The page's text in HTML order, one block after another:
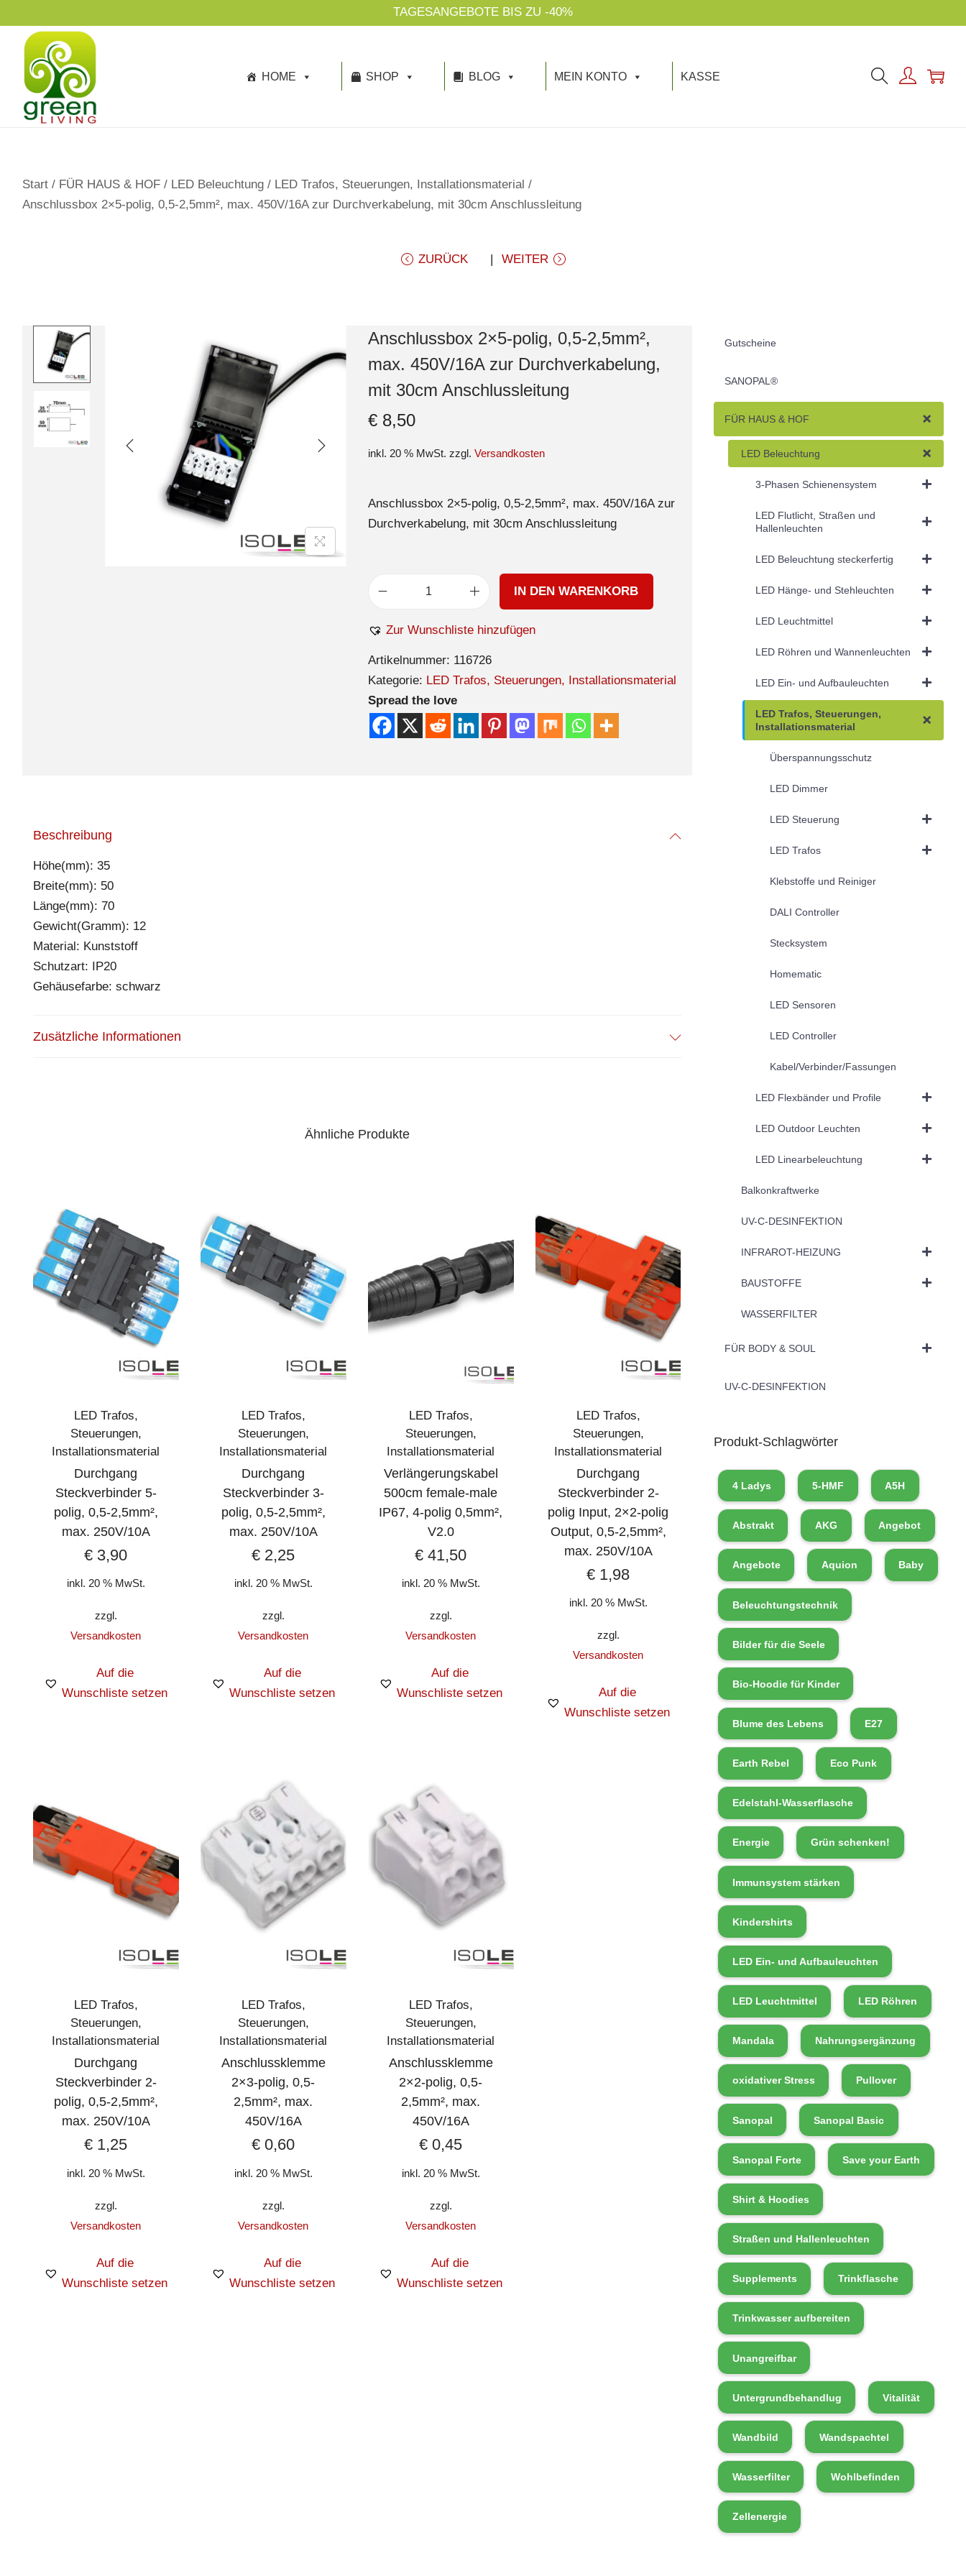
p
TAGESANGEBOTE BIS ZU -40%
HOME SHOP BLOG MEIN KONTO KASSE
Start / FÜR HAUS & HOF / LED Beleuchtung / LED Trafos, Steuerungen, Installationsmaterial /
Anschlussbox 2×5-polig, 0,5-2,5mm², max. 450V/16A zur Durchverkabelung, mit 30cm Anschlussleitung
ZURÜCK WEITER
Anschlussbox 2×5-polig, 0,5-2,5mm²,
max. 450V/16A zur Durchverkabelung,
mit 30cm Anschlussleitung
€8,50
inkl. 20 % MwSt. zzgl. Versandkosten
Anschlussbox 2×5-polig, 0,5-2,5mm², max. 450V/16A zur
Durchverkabelung, mit 30cm Anschlussleitung
IN DEN WARENKORB
Zur Wunschliste hinzufügen
Artikelnummer: 116726
Kategorie: LED Trafos, Steuerungen, Installationsmaterial
Spread the love
Beschreibung
Höhe(mm): 35
Breite(mm): 50
Länge(mm): 70
Gewicht(Gramm): 12
Material: Kunststoff
Schutzart: IP20
Gehäusefarbe: schwarz
Zusätzliche Informationen
Ähnliche Produkte
LED Trafos,
Steuerungen,
Installationsmaterial
Durchgang
Steckverbinder 5-
polig, 0,5-2,5mm²,
max. 250V/10A
€ 3,90
inkl. 20 % MwSt.
zzgl.
Versandkosten
Auf die
Wunschliste setzen
LED Trafos,
Steuerungen,
Installationsmaterial
Durchgang
Steckverbinder 3-
polig, 0,5-2,5mm²,
max. 250V/10A
€ 2,25
inkl. 20 % MwSt.
zzgl.
Versandkosten
Auf die
Wunschliste setzen
LED Trafos,
Steuerungen,
Installationsmaterial
Verlängerungskabel
500cm female-male
IP67, 4-polig 0,5mm²,
V2.0
€ 41,50
inkl. 20 % MwSt.
zzgl.
Versandkosten
Auf die
Wunschliste setzen
LED Trafos,
Steuerungen,
Installationsmaterial
Durchgang
Steckverbinder 2-
polig Input, 2×2-polig
Output, 0,5-2,5mm²,
max. 250V/10A
€ 1,98
inkl. 20 % MwSt.
zzgl.
Versandkosten
Auf die
Wunschliste setzen
LED Trafos,
Steuerungen,
Installationsmaterial
Durchgang
Steckverbinder 2-
polig, 0,5-2,5mm²,
max. 250V/10A
€ 1,25
inkl. 20 % MwSt.
zzgl.
Versandkosten
Auf die
Wunschliste setzen
LED Trafos,
Steuerungen,
Installationsmaterial
Anschlussklemme
2×3-polig, 0,5-
2,5mm², max.
450V/16A
€ 0,60
inkl. 20 % MwSt.
zzgl.
Versandkosten
Auf die
Wunschliste setzen
LED Trafos,
Steuerungen,
Installationsmaterial
Anschlussklemme
2×2-polig, 0,5-
2,5mm², max.
450V/16A
€ 0,45
inkl. 20 % MwSt.
zzgl.
Versandkosten
Auf die
Wunschliste setzen
Gutscheine
SANOPAL®
FÜR HAUS & HOF
LED Beleuchtung
3-Phasen Schienensystem
LED Flutlicht, Straßen und
Hallenleuchten
LED Beleuchtung steckerfertig
LED Hänge- und Stehleuchten
LED Leuchtmittel
LED Röhren und Wannenleuchten
LED Ein- und Aufbauleuchten
LED Trafos, Steuerungen,
Installationsmaterial
Überspannungsschutz
LED Dimmer
LED Steuerung
LED Trafos
Klebstoffe und Reiniger
DALI Controller
Stecksystem
Homematic
LED Sensoren
LED Controller
Kabel/Verbinder/Fassungen
LED Flexbänder und Profile
LED Outdoor Leuchten
LED Linearbeleuchtung
Balkonkraftwerke
UV-C-DESINFEKTION
INFRAROT-HEIZUNG
BAUSTOFFE
WASSERFILTER
FÜR BODY & SOUL
UV-C-DESINFEKTION
Produkt-Schlagwörter
4 Ladys 5-HMF A5H
Abstrakt AKG Angebot
Angebote Aquion Baby
Beleuchtungstechnik
Bilder für die Seele
Bio-Hoodie für Kinder
Blume des Lebens E27
Earth Rebel Eco Punk
Edelstahl-Wasserflasche
Energie Grün schenken!
Immunsystem stärken
Kindershirts
LED Ein- und Aufbauleuchten
LED Leuchtmittel LED Röhren
Mandala Nahrungsergänzung
oxidativer Stress Pullover
Sanopal Sanopal Basic
Sanopal Forte Save your Earth
Shirt & Hoodies
Straßen und Hallenleuchten
Supplements Trinkflasche
Trinkwasser aufbereiten
Unangreifbar
Untergrundbehandlug Vitalität
Wandbild Wandspachtel
Wasserfilter Wohlbefinden
Zellenergie